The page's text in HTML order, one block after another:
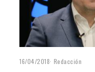
16/04/2018 Redacción